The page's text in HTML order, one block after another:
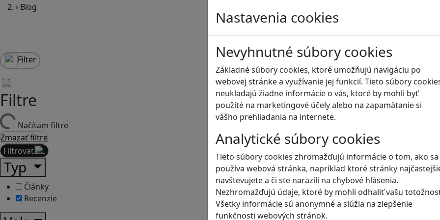
Nastavenia cookies
Nevyhnutné súbory cookies
Základné súbory cookies, ktoré umožňujú navigáciu po
webovej stránke a využívanie jej funkcií. Tieto súbory
neukladajú žiadne informácie o vás, ktoré by mohli byť
použité na marketingové účely alebo na zapamätanie si
vášho prehliadania na internete.
Analytické súbory cookies
Tieto súbory cookies zhromažďujú informácie o tom, ako sa
používa webová stránka, napríklad ktoré stránky
navštevujete a či ste narazili na chybové hlásenia.
Nezhromažďujú údaje, ktoré by mohli odhaliť vašu
Všetky informácie sú anonymné a slúžia na zlepšenie
funkčnosti webových stránok.
› Blog
Blog
Filter
Filtre
Načítam filtre
Zmazať filtre
Filtrovať
Typ
Články
Recenzie